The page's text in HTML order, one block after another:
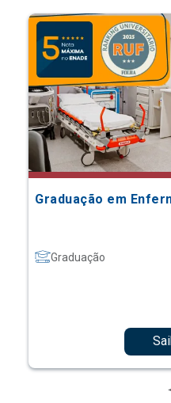
Graduação em
Graduação